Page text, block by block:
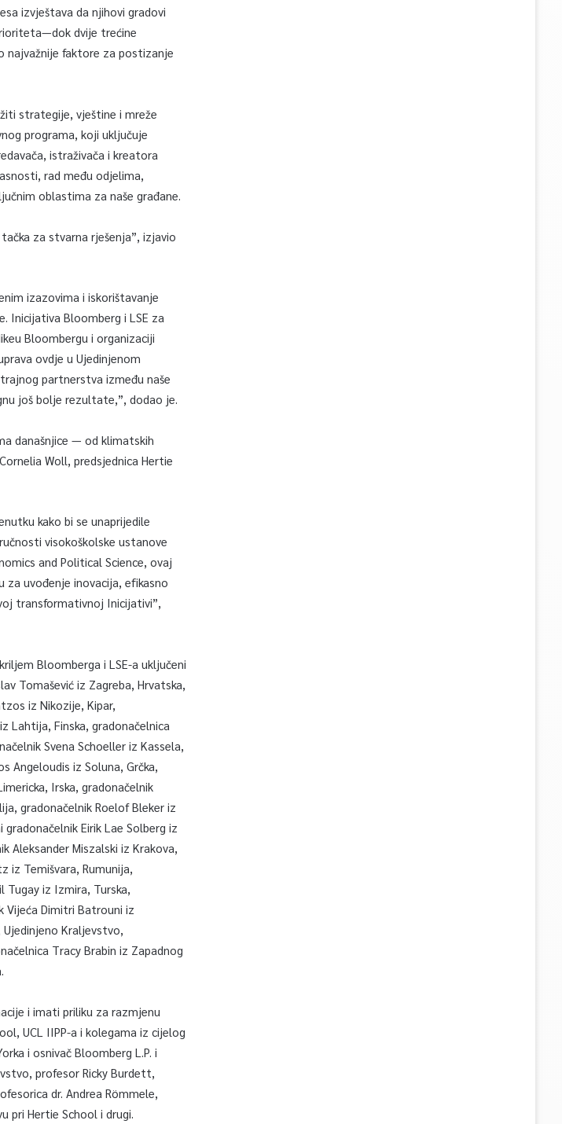
izvještava da njihovi gradovi
dvije trećine
najvažnije faktore za postizanje
strategije, vještine i mreže
programa, koji uključuje
istraživača i kreatora
rad među odjelima,
oblastima za naše građane.
za stvarna rješenja”, izjavio
izazovima i iskorištavanje
Inicijativa Bloomberg i LSE za
Bloombergu i organizaciji
ovdje u Ujedinjenom
partnerstva između naše
još bolje rezultate,”, dodao je.
današnjice — od klimatskih
Woll, predsjednica Hertie
kako bi se unaprijedile
visokoškolske ustanove
and Political Science, ovaj
uvođenje inovacija, efikasno
transformativnoj Inicijativi”,
Bloomberga i LSE-a uključeni
Tomašević iz Zagreba, Hrvatska,
iz Nikozije, Kipar,
Lahtija, Finska, gradonačelnica
Svena Schoeller iz Kassela,
Angeloudis iz Soluna, Grčka,
Irska, gradonačelnik
gradonačelnik Roelof Bleker iz
Eirik Lae Solberg iz
Aleksander Miszalski iz Krakova,
iz Temišvara, Rumunija,
Tugay iz Izmira, Turska,
Vijeća Dimitri Batrouni iz
Ujedinjeno Kraljevstvo,
Tracy Brabin iz Zapadnog
i imati priliku za razmjenu
UCL IIPP-a i kolegama iz cijelog
i osnivač Bloomberg L.P. i
profesor Ricky Burdett,
dr. Andrea Römmele,
pri Hertie School i drugi.